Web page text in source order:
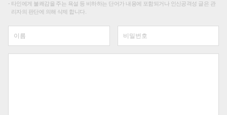
타인에게 불쾌감을 주는 욕설 등 비하하는 단어가 내용에 포함되거나 인신공격성 글은 관
리자의 판단에 의해 삭제 합니다.